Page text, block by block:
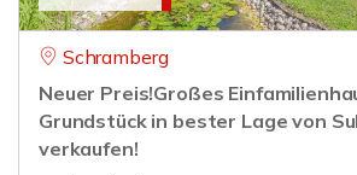
Schramberg
Neuer Preis!Großes
Grundstück in bester Lage von
verkaufen!